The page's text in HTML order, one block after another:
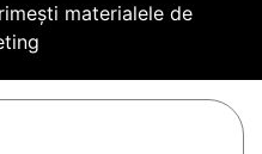
materialele de